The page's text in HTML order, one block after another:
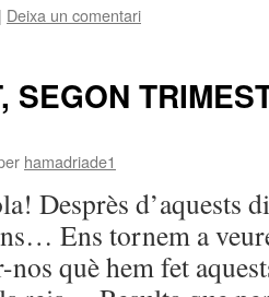
| Deixa un comentari
SEGON
hamadriade1
Desprès d’aquests
Ens tornem a
nos què hem fet